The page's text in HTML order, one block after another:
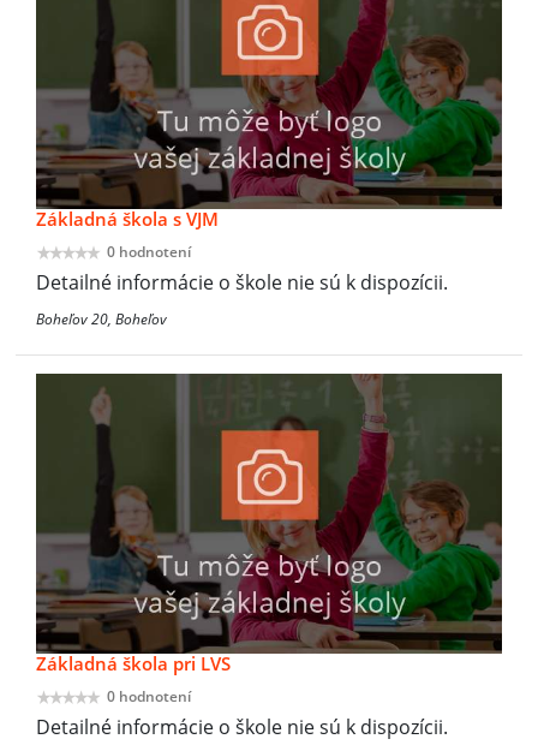
Základná škola s VJM
0 hodnotení
Detailné informácie o škole nie sú k dispozícii.
Boheľov 20, Boheľov
Základná škola pri LVS
0 hodnotení
Detailné informácie o škole nie sú k dispozícii.